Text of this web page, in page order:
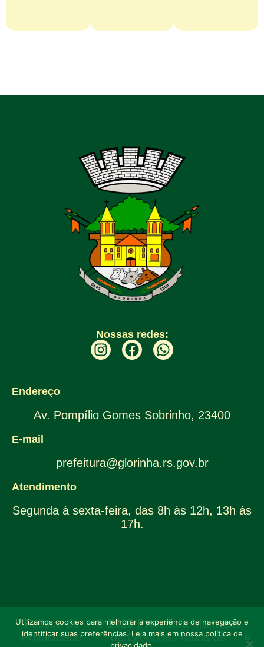
Nossas redes:
Endereço
Av. Pompílio Gomes Sobrinho, 23400
E-mail
prefeitura@glorinha.rs.gov.br
Atendimento
Segunda à sexta-feira, das 8h às 12h, 13h às
17h.
Política de
Privacidade
© 2026 Prefeitura Municipal
de Glorinha. Todos os
Utilizamos cookies para melhorar a experiência de navegação e
identificar suas preferências. Leia mais em nossa política de